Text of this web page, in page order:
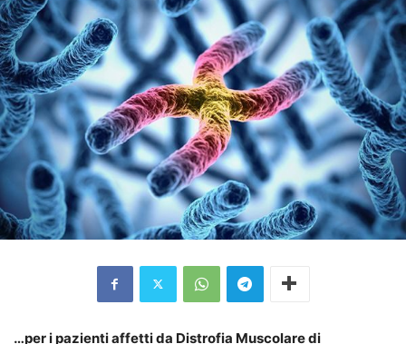
…per i pazienti affetti da Distrofia Muscolare di